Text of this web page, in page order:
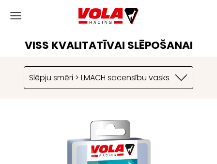
VISS KVALITATĪVAI SLĒPOŠANAI
Slēpju smēri > LMACH sacensību vasks